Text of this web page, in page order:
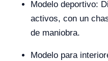
Modelo deportivo:
activos, con un
de maniobra.
Modelo para